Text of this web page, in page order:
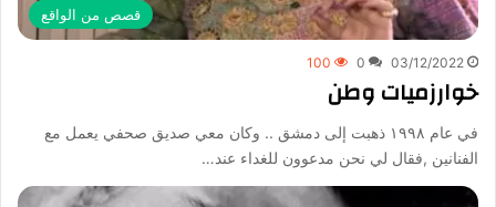
قصص من الواقع
03/12/2022
0
100
خوارزميات وطن
في عام ١٩٩٨ ذهبت إلى دمشق .. وكان معي صديق صحفي يعمل مع
الفنانين ,فقال لي نحن مدعوون للغداء عند…